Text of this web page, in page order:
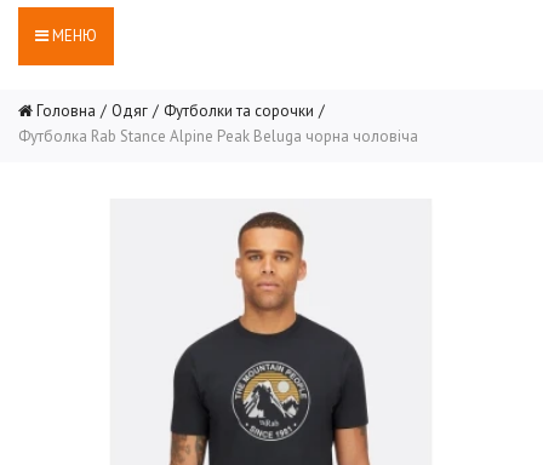
МЕНЮ
Головна Одяг
Футболки та сорочки
Футболка Rab Stance Alpine Peak Beluga чорна чоловіча